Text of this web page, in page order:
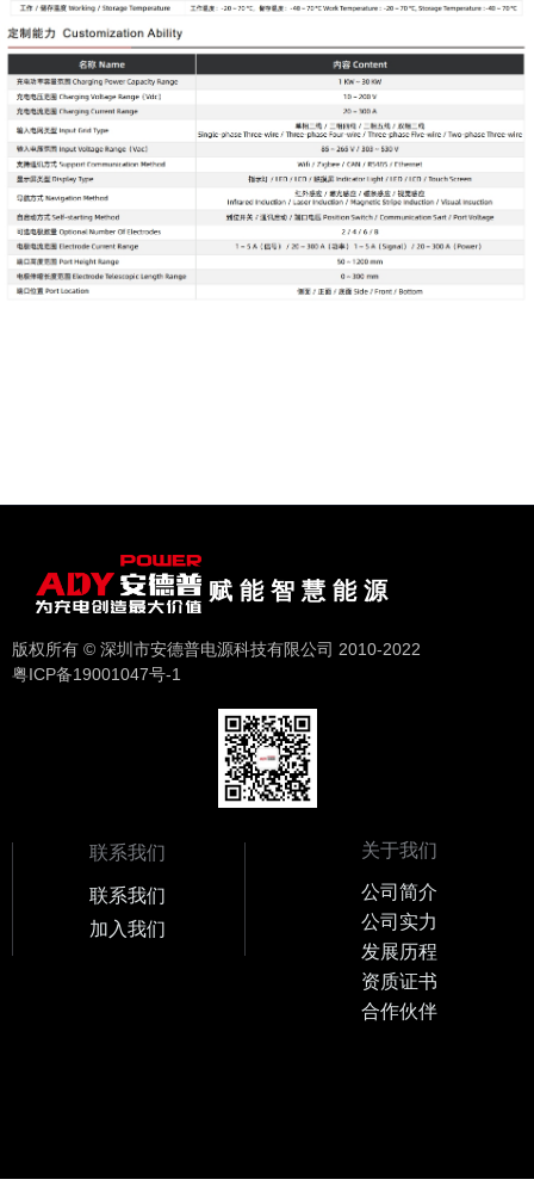
赋 能 智 慧 能 源
版权所有 © 深圳市安德普电源科技有限公司 2010-2022
粤ICP备19001047号-1
联系我们
联系我们
加入我们
关于我们
公司简介
公司实力
发展历程
资质证书
合作伙伴